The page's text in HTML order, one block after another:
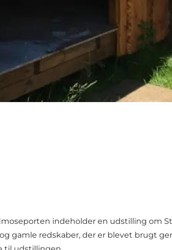
indeholder en udstilling om
gamle redskaber, der er blevet brugt